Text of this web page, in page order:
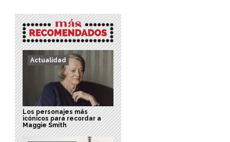
Actualidad
Los personajes más
icónicos para recordar a
Maggie Smith